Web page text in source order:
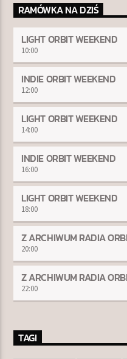
RAMÓWKA NA DZIŚ
LIGHT ORBIT WEEKEND
10:00
INDIE ORBIT WEEKEND
12:00
LIGHT ORBIT WEEKEND
14:00
INDIE ORBIT WEEKEND
16:00
LIGHT ORBIT WEEKEND
18:00
Z ARCHIWUM RADIA
20:00
Z ARCHIWUM RADIA
22:00
TAGI